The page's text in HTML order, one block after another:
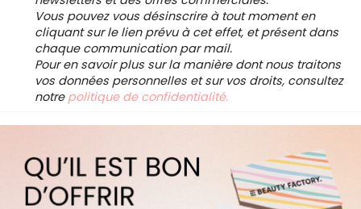
Vous pouvez vous désinscrire à tout moment en
cliquant sur le lien prévu à cet effet, et présent dans
chaque communication par mail.
Pour en savoir plus sur la manière dont nous traitons
vos données personnelles et sur vos droits, consultez
notre politique de confidentialité.